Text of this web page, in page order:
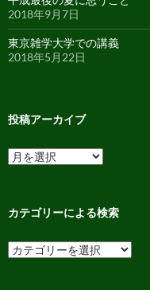
2018年9月7日
東京雑学大学での講義
2018年5月22日
投稿アーカイブ
投
稿
カ
ブ
カテゴリーによる検索
カ
テ